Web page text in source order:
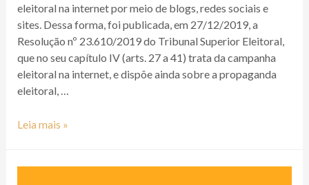
eleitoral na internet por meio de blogs, redes sociais e
sites. Dessa forma, foi publicada, em 27/12/2019, a
Resolução nº 23.610/2019 do Tribunal Superior Eleitoral,
que no seu capítulo IV (arts. 27 a 41) trata da campanha
eleitoral na internet, e dispõe ainda sobre a propaganda
eleitoral, …
Leia mais »